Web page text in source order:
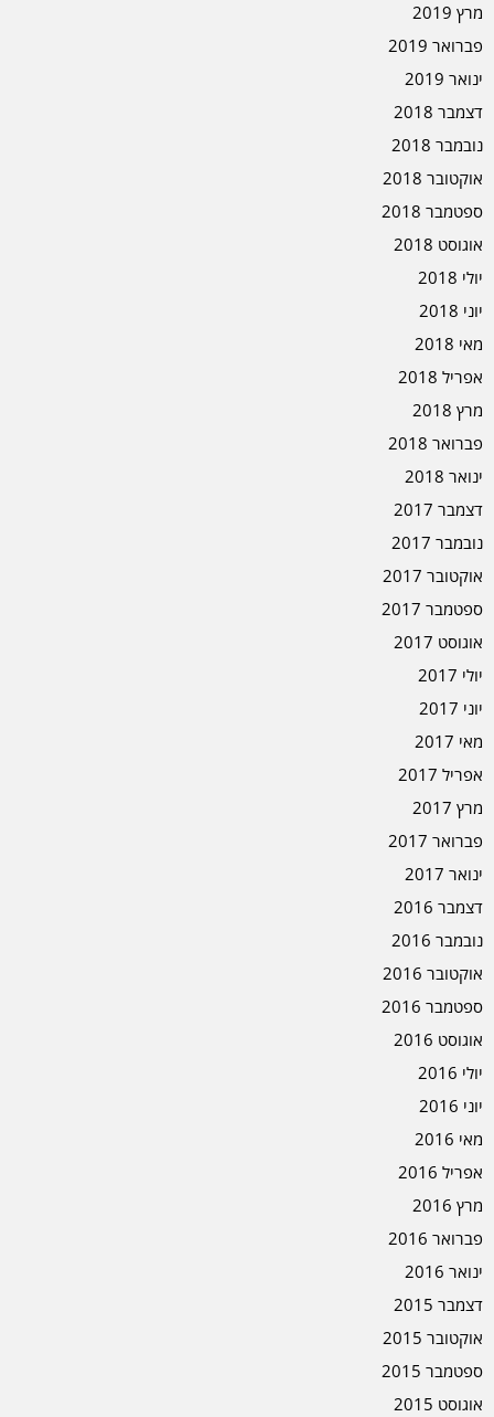
מרץ 2019
פברואר 2019
ינואר 2019
דצמבר 2018
נובמבר 2018
אוקטובר 2018
ספטמבר 2018
אוגוסט 2018
יולי 2018
יוני 2018
מאי 2018
אפריל 2018
מרץ 2018
פברואר 2018
ינואר 2018
דצמבר 2017
נובמבר 2017
אוקטובר 2017
ספטמבר 2017
אוגוסט 2017
יולי 2017
יוני 2017
מאי 2017
אפריל 2017
מרץ 2017
פברואר 2017
ינואר 2017
דצמבר 2016
נובמבר 2016
אוקטובר 2016
ספטמבר 2016
אוגוסט 2016
יולי 2016
יוני 2016
מאי 2016
אפריל 2016
מרץ 2016
פברואר 2016
ינואר 2016
דצמבר 2015
אוקטובר 2015
ספטמבר 2015
אוגוסט 2015